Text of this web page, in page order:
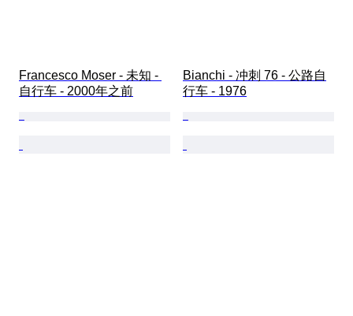
Francesco Moser - 未知 -
自行车 - 2000年之前
Bianchi - 冲刺 76 - 公路自
行车 - 1976